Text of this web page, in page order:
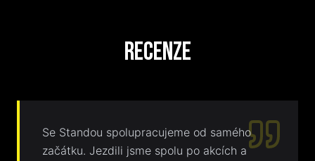
Recenze
Se Standou spolupracujeme od samého
začátku. Jezdili jsme spolu po akcích a